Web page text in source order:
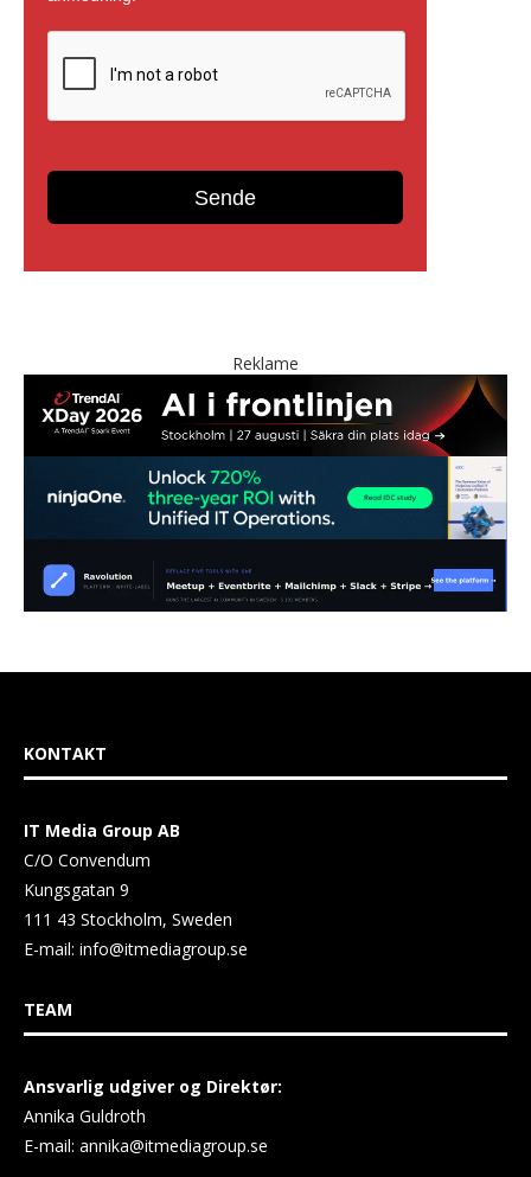
Reklame
KONTAKT
IT Media Group AB
C/O Convendum
Kungsgatan 9
111 43 Stockholm, Sweden
E-mail: info@itmediagroup.se
TEAM
Ansvarlig udgiver og Direktør:
Annika Guldroth
E-mail: annika@itmediagroup.se